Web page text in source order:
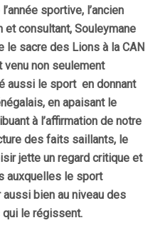
sportive, l’ancien
consultant, Souleymane
le sacre des Lions à la CAN
non seulement
aussi le sport en donnant
en apaisant le
à l’affirmation de notre
des faits saillants, le
jette un regard critique et
auxquelles le sport
bien au niveau des
le régissent.